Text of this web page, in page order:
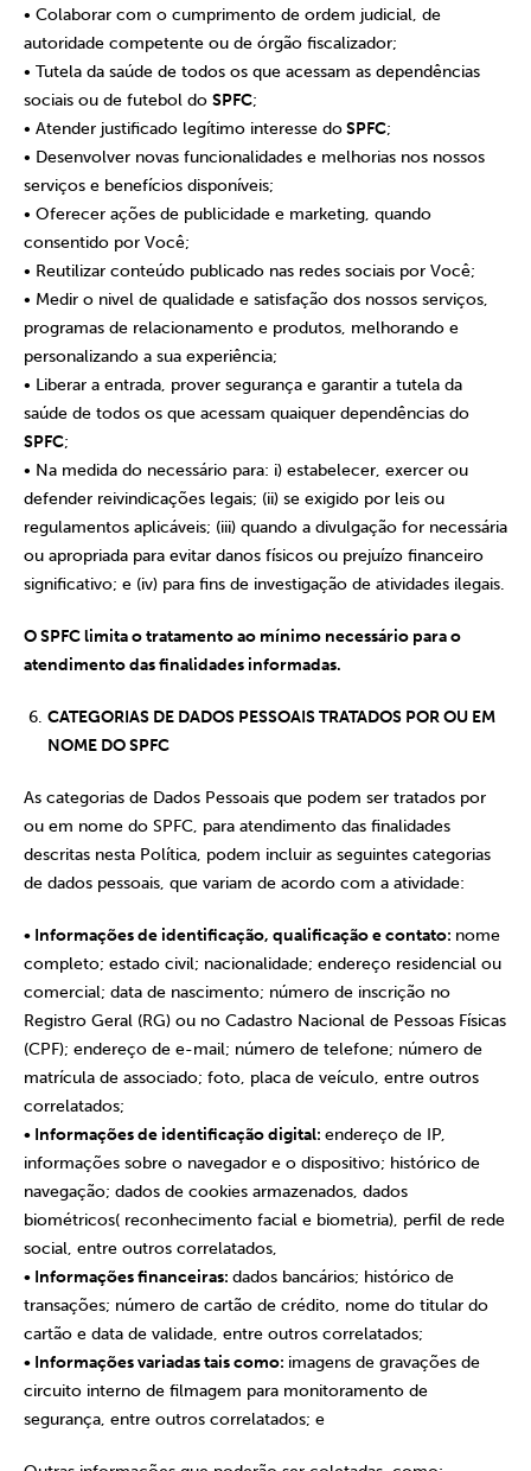
• Colaborar com o cumprimento de ordem judicial, de
autoridade competente ou de órgão fiscalizador;
• Tutela da saúde de todos os que acessam as dependências
sociais ou de futebol do SPFC;
• Atender justificado legítimo interesse doSPFC;
• Desenvolver novas funcionalidades e melhorias nos nossos
serviços e benefícios disponíveis;
• Oferecer ações de publicidade e marketing, quando
consentido por Você;
• Reutilizar conteúdo publicado nas redes sociais por Você;
• Medir o nivel de qualidade e satisfação dos nossos serviços,
programas de relacionamento e produtos, melhorando e
personalizando a sua experiência;
• Liberar a entrada, prover segurança e garantir a tutela da
saúde de todos os que acessam quaiquer dependências do
SPFC;
• Na medida do necessário para: i) estabelecer, exercer ou
defender reivindicações legais; (ii) se exigido por leis ou
regulamentos aplicáveis; (iii) quando a divulgação for necessária
ou apropriada para evitar danos físicos ou prejuízo financeiro
significativo; e (iv) para fins de investigação de atividades ilegais.
O SPFC limita o tratamento ao mínimo necessário para o
atendimento das finalidades informadas.
CATEGORIAS DE DADOS PESSOAIS TRATADOS POR OU EM
NOME DO SPFC
As categorias de Dados Pessoais que podem ser tratados por
ou em nome do SPFC, para atendimento das finalidades
descritas nesta Política, podem incluir as seguintes categorias
de dados pessoais, que variam de acordo com a atividade:
• Informações de identificação, qualificação e contato: nome
completo; estado civil; nacionalidade; endereço residencial ou
comercial; data de nascimento; número de inscrição no
Registro Geral (RG) ou no Cadastro Nacional de Pessoas Físicas
(CPF); endereço de e-mail; número de telefone; número de
matrícula de associado; foto, placa de veículo, entre outros
correlatados;
• Informações de identificação digital: endereço de IP,
informações sobre o navegador e o dispositivo; histórico de
navegação; dados de cookies armazenados, dados
biométricos( reconhecimento facial e biometria), perfil de rede
social, entre outros correlatados,
• Informações financeiras: dados bancários; histórico de
transações; número de cartão de crédito, nome do titular do
cartão e data de validade, entre outros correlatados;
• Informações variadas tais como: imagens de gravações de
circuito interno de filmagem para monitoramento de
segurança, entre outros correlatados; e